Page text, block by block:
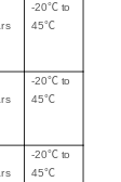
-20℃to
45℃
-20℃to
45℃
-20℃to
45℃